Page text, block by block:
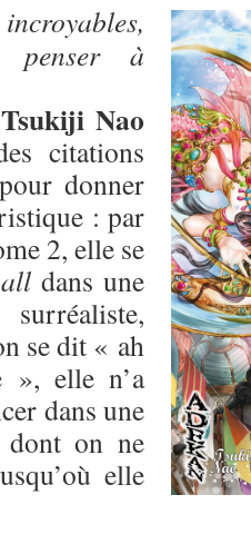
penser à
Tsukiji Nao
citations
donner
: par
2, elle se
dans une
surréaliste,
se dit « ah
», elle n’a
dans une
dont on ne
elle